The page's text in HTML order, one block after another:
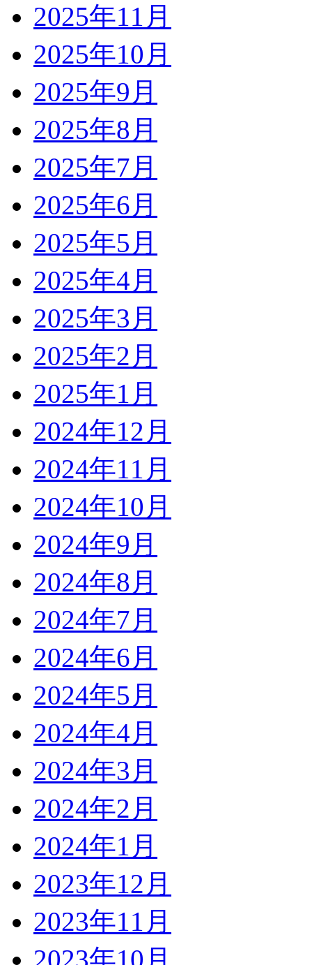
2025年11月
2025年10月
2025年9月
2025年8月
2025年7月
2025年6月
2025年5月
2025年4月
2025年3月
2025年2月
2025年1月
2024年12月
2024年11月
2024年10月
2024年9月
2024年8月
2024年7月
2024年6月
2024年5月
2024年4月
2024年3月
2024年2月
2024年1月
2023年12月
2023年11月
2023年10月